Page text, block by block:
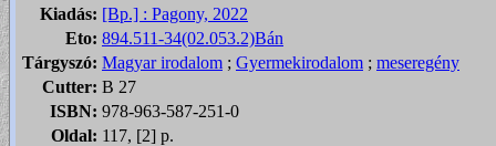
Kiadás: [Bp.] : Pagony, 2022
Eto: 894.511-34(02.053.2)Bán
Tárgyszó: Magyar irodalom ; Gyermekirodalom ; meseregény
Cutter: B 27
ISBN: 978-963-587-251-0
Oldal: 117, [2] p.